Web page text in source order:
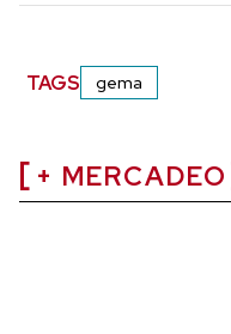
TAGS gema
+ MERCADEO